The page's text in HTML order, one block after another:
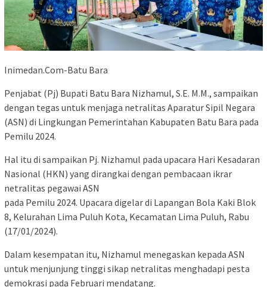
Inimedan.Com-Batu Bara
Penjabat (Pj) Bupati Batu Bara Nizhamul, S.E. M.M., sampaikan
dengan tegas untuk menjaga netralitas Aparatur Sipil Negara
(ASN) di Lingkungan Pemerintahan Kabupaten Batu Bara pada
Pemilu 2024.
Hal itu di sampaikan Pj. Nizhamul pada upacara Hari Kesadaran
Nasional (HKN) yang dirangkai dengan pembacaan ikrar
netralitas pegawai ASN
pada Pemilu 2024. Upacara digelar di Lapangan Bola Kaki Blok
8, Kelurahan Lima Puluh Kota, Kecamatan Lima Puluh, Rabu
(17/01/2024).
Dalam kesempatan itu, Nizhamul menegaskan kepada ASN
untuk menjunjung tinggi sikap netralitas menghadapi pesta
demokrasi pada Februari mendatang.